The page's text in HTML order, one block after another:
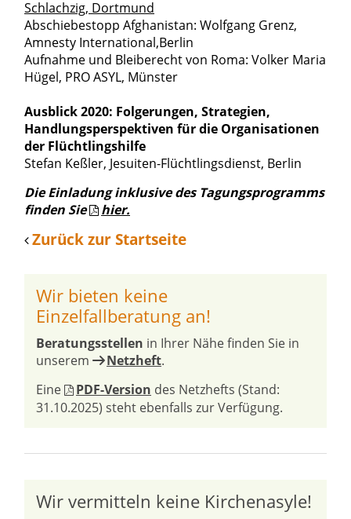
Schlachzig, Dortmund
Abschiebestopp Afghanistan: Wolfgang Grenz,
Amnesty International,Berlin
Aufnahme und Bleiberecht von Roma: Volker Maria
Hügel, PRO ASYL, Münster
Ausblick 2020: Folgerungen, Strategien,
Handlungsperspektiven für die Organisationen
der Flüchtlingshilfe
Stefan Keßler, Jesuiten-Flüchtlingsdienst, Berlin
Die Einladung inklusive des Tagungsprogramms
finden Sie
hier.
Zurück zur Startseite
Wir bieten keine
Einzelfallberatung an!
Beratungsstellen in Ihrer Nähe finden Sie in
unserem
Netzheft.
Eine
PDF-Version des Netzhefts (Stand:
31.10.2025) steht ebenfalls zur Verfügung.
Wir vermitteln keine Kirchenasyle!